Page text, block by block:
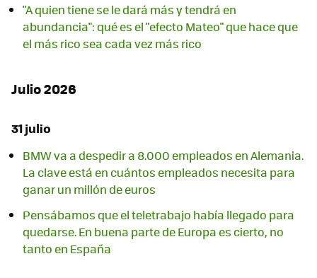
"A quien tiene se le dará más y tendrá en
abundancia": qué es el "efecto Mateo" que hace que
el más rico sea cada vez más rico
Julio 2026
31 julio
BMW va a despedir a 8.000 empleados en Alemania.
La clave está en cuántos empleados necesita para
ganar un millón de euros
Pensábamos que el teletrabajo había llegado para
quedarse. En buena parte de Europa es cierto, no
tanto en España